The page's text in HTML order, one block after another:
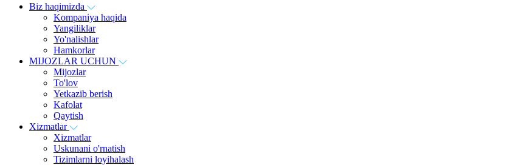
Biz haqimizda
Kompaniya haqida
Yangiliklar
Yo'nalishlar
Hamkorlar
MIJOZLAR UCHUN
Mijozlar
To'lov
Yetkazib berish
Kafolat
Qaytish
Xizmatlar
Xizmatlar
Uskunani o'rnatish
Tizimlarni loyihalash